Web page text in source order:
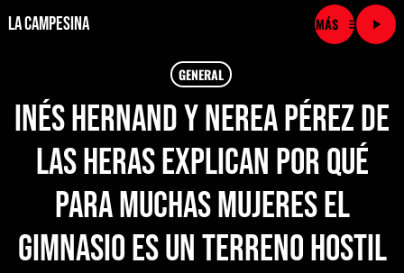
La Campesina menu
play_arrow
play_arrow LA CAMPESINA CADENA
play_arrow LA CAMPESINA 101.9 FM
LA CAMPESINA 96.7 FM
GENERAL
Inés Hernand y Nerea Pérez de
las Heras explican por qué
para muchas mujeres el
gimnasio es un terreno hostil